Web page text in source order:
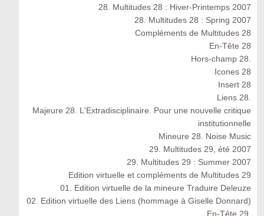
28. Multitudes 28 : Hiver-Printemps 2007
28. Multitudes 28 : Spring 2007
Compléments de Multitudes 28
En-Tête 28
Hors-champ 28.
Icones 28
Insert 28
Liens 28.
Majeure 28. L'Extradisciplinaire. Pour une nouvelle critique
institutionnelle
Mineure 28. Noise Music
29. Multitudes 29, été 2007
29. Multitudes 29 : Summer 2007
Edition virtuelle et compléments de Multitudes 29
01. Edition virtuelle de la mineure Traduire Deleuze
02. Edition virtuelle des Liens (hommage à Giselle Donnard)
En-Tête 29.